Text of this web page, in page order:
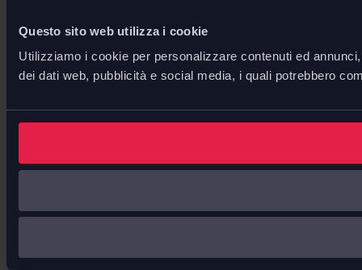
Questo sito web utilizza i cookie
Utilizziamo i cookie per personalizzare contenuti ed
dei dati web, pubblicità e social media, i quali potrebbero